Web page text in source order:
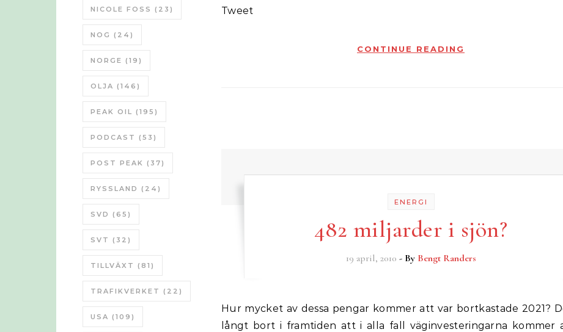
NICOLE FOSS (23)
NOG (24)
NORGE (19)
OLJA (146)
PEAK OIL (195)
PODCAST (53)
POST PEAK (37)
RYSSLAND (24)
SVD (65)
SVT (32)
TILLVÄXT (81)
TRAFIKVERKET (22)
USA (109)
Tweet
CONTINUE READING
ENERGI
482 miljarder i sjön?
19 april, 2010 - By Bengt Randers
Hur mycket av dessa pengar kommer att var bortkastade 2021? Det är så
långt bort i framtiden att i alla fall väginvesteringarna kommer